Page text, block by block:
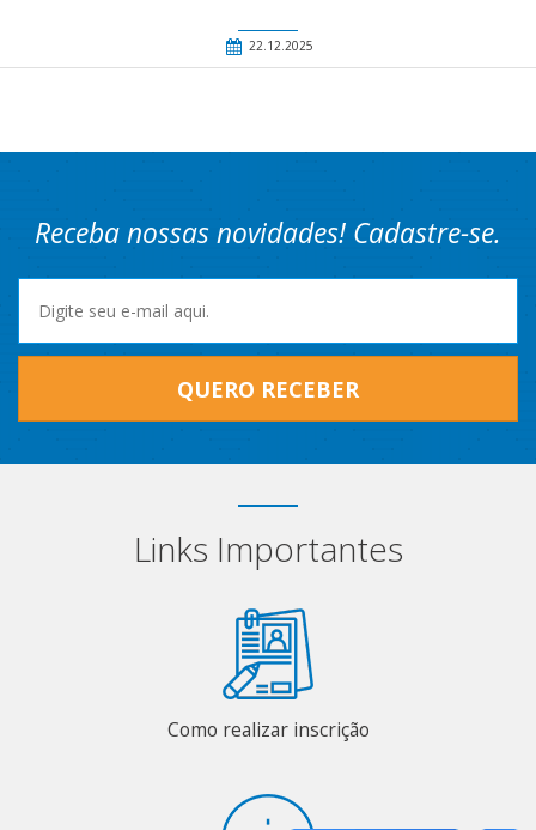
22.12.2025
Receba nossas novidades! Cadastre-se.
QUERO RECEBER
Links Importantes
Como realizar inscrição